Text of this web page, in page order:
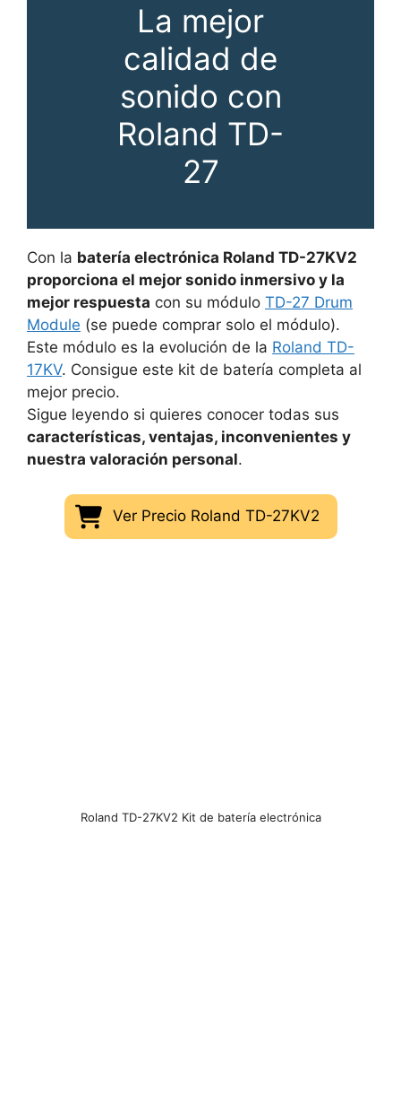
La mejor
calidad de
sonido con
Roland TD-
27
Con la batería electrónica Roland TD-27KV2
proporciona el mejor sonido inmersivo y la
mejor respuesta con su módulo TD-27 Drum
Module (se puede comprar solo el módulo).
Este módulo es la evolución de la Roland TD-
17KV. Consigue este kit de batería completa al
mejor precio.
Sigue leyendo si quieres conocer todas sus
características, ventajas, inconvenientes y
nuestra valoración personal.
Ver Precio Roland TD-27KV2
Roland TD-27KV2 Kit de batería electrónica